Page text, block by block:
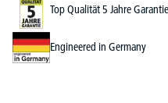
Top Qualität 5 Jahre Garantie
Engineered in Germany